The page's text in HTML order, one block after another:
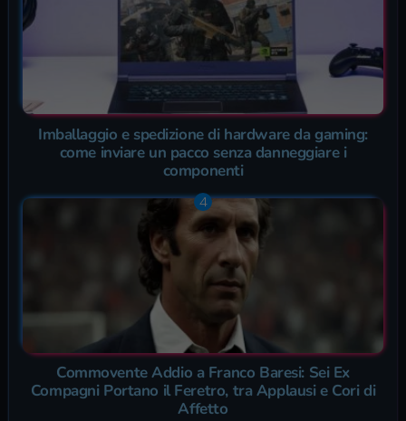
Imballaggio e spedizione di hardware da gaming:
come inviare un pacco senza danneggiare i
componenti
Commovente Addio a Franco Baresi: Sei Ex
Compagni Portano il Feretro, tra Applausi e Cori di
Affetto